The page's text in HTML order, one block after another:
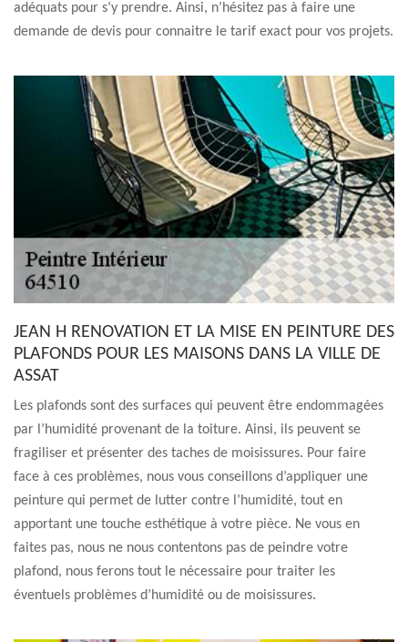
adéquats pour s’y prendre. Ainsi, n’hésitez pas à faire une
demande de devis pour connaitre le tarif exact pour vos projets.
JEAN H RENOVATION ET LA MISE EN PEINTURE DES
PLAFONDS POUR LES MAISONS DANS LA VILLE DE
ASSAT
Les plafonds sont des surfaces qui peuvent être endommagées
par l’humidité provenant de la toiture. Ainsi, ils peuvent se
fragiliser et présenter des taches de moisissures. Pour faire
face à ces problèmes, nous vous conseillons d’appliquer une
peinture qui permet de lutter contre l’humidité, tout en
apportant une touche esthétique à votre pièce. Ne vous en
faites pas, nous ne nous contentons pas de peindre votre
plafond, nous ferons tout le nécessaire pour traiter les
éventuels problèmes d’humidité ou de moisissures.